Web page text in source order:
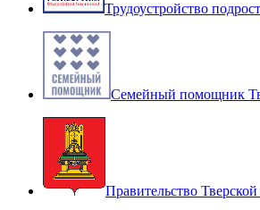
Трудоустройство
Семейный помощник
Правительство Тверской